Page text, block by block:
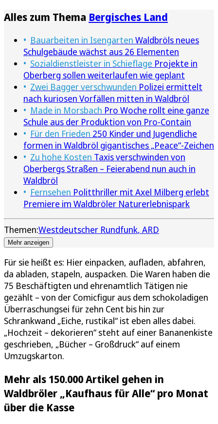
Alles zum Thema Bergisches Land
Bauarbeiten in Isengarten Waldbröls neues
Schulgebäude wächst aus 26 Elementen
Sozialdienstleister in Schieflage Projekte in
Oberberg sollen weiterlaufen wie geplant
Zwei Bagger verschwunden Polizei ermittelt
nach kuriosen Vorfällen mitten in Waldbröl
Made in Morsbach Pro Woche rollt eine ganze
Schule aus der Produktion von Pro-Contain
Für den Frieden 250 Kinder und Jugendliche
formen in Waldbröl gigantisches „Peace“-Zeichen
Zu hohe Kosten Taxis verschwinden von
Oberbergs Straßen – Feierabend nun auch in
Waldbröl
Fernsehen Politthriller mit Axel Milberg erlebt
Premiere im Waldbröler Naturerlebnispark
Themen:Westdeutscher Rundfunk ARD
Mehr anzeigen
Für sie heißt es: Hier einpacken, aufladen, abfahren,
da abladen, stapeln, auspacken. Die Waren haben die
75 Beschäftigten und ehrenamtlich Tätigen nie
gezählt – von der Comicfigur aus dem schokoladigen
Überraschungsei für zehn Cent bis hin zur
Schrankwand „Eiche, rustikal“ ist eben alles dabei.
„Hochzeit – dekorieren“ steht auf einer Bananenkiste
geschrieben, „Bücher – Großdruck“ auf einem
Umzugskarton.
Mehr als 150.000 Artikel gehen in
Waldbröler „Kaufhaus für Alle“ pro Monat
über die Kasse